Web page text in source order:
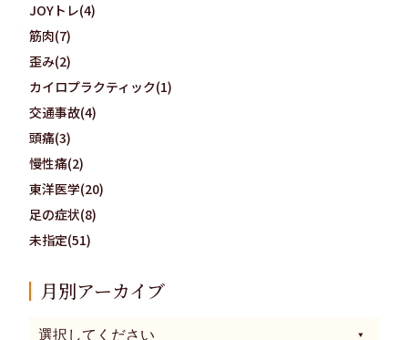
JOYトレ(4)
筋肉(7)
歪み(2)
カイロプラクティック(1)
交通事故(4)
頭痛(3)
慢性痛(2)
東洋医学(20)
足の症状(8)
未指定(51)
月別アーカイブ